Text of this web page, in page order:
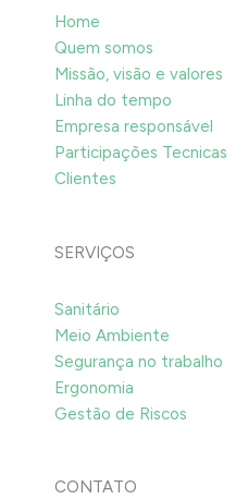
Home
Quem somos
Missão, visão e valores
Linha do tempo
Empresa responsável
Participações Tecnicas
Clientes
SERVIÇOS
Sanitário
Meio Ambiente
Segurança no trabalho
Ergonomia
Gestão de Riscos
CONTATO